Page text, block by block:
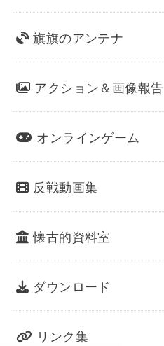
旗旗のアンテナ
アクション＆画像報告
オンラインゲーム
反戦動画集
懐古的資料室
ダウンロード
リンク集